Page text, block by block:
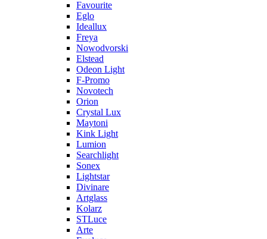
Favourite
Eglo
Ideallux
Freya
Nowodvorski
Elstead
Odeon Light
F-Promo
Novotech
Orion
Crystal Lux
Maytoni
Kink Light
Lumion
Searchlight
Sonex
Lightstar
Divinare
Artglass
Kolarz
STLuce
Arte